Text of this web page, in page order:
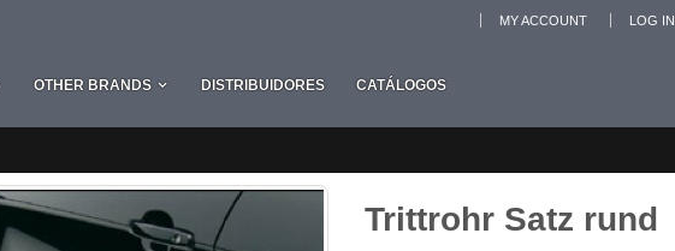
MY ACCOUNT LOG IN
OTHER BRANDS DISTRIBUIDORES CATÁLOGOS
Trittrohr Satz rund